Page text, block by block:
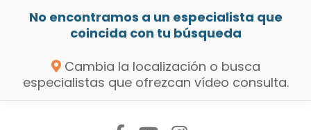
No encontramos a un especialista que
coincida con tu búsqueda
Cambia la localización o busca
especialistas que ofrezcan vídeo consulta.